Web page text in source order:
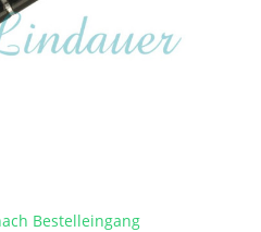
Bestelleingang